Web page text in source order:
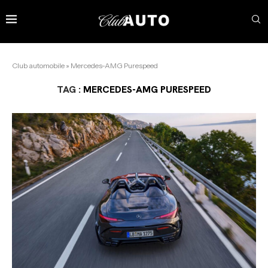
Club automobile » Mercedes-AMG Purespeed
TAG : MERCEDES-AMG PURESPEED